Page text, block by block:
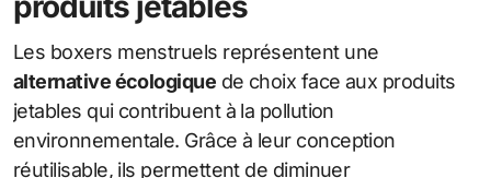
Les boxers menstruels représentent une
alternative écologique de choix face aux produits
jetables qui contribuent à la pollution
environnementale. Grâce à leur conception
réutilisable, ils permettent de diminuer